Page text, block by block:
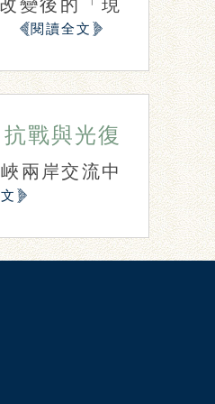
變後的「現
閱讀全文
抗戰與光復
兩岸交流中